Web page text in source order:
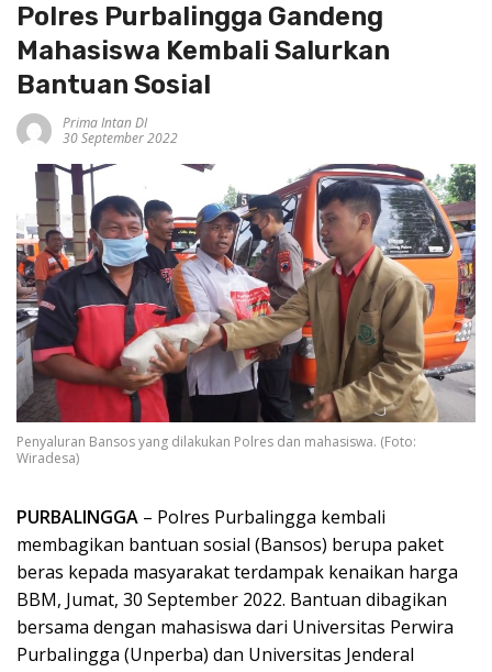
Polres Purbalingga Gandeng
Mahasiswa Kembali Salurkan
Bantuan Sosial
Prima Intan DI
30 September 2022
Penyaluran Bansos yang dilakukan Polres dan mahasiswa. (Foto:
Wiradesa)
PURBALINGGA – Polres Purbalingga kembali
membagikan bantuan sosial (Bansos) berupa paket
beras kepada masyarakat terdampak kenaikan harga
BBM, Jumat, 30 September 2022. Bantuan dibagikan
bersama dengan mahasiswa dari Universitas Perwira
PurbaIingga (Unperba) dan Universitas Jenderal